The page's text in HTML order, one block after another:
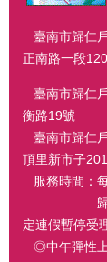
臺南市歸仁
正南路一段
臺南市歸仁
衡路19號
臺南市歸仁
頂里新市子
服務時間：
歸仁辦公
定連假暫停受
◎中午彈性上